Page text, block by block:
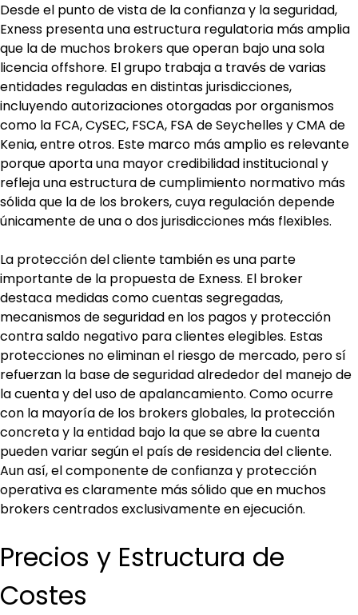
Desde el punto de vista de la confianza y la seguridad,
Exness presenta una estructura regulatoria más amplia
que la de muchos brokers que operan bajo una sola
licencia offshore. El grupo trabaja a través de varias
entidades reguladas en distintas jurisdicciones,
incluyendo autorizaciones otorgadas por organismos
como la FCA, CySEC, FSCA, FSA de Seychelles y CMA de
Kenia, entre otros. Este marco más amplio es relevante
porque aporta una mayor credibilidad institucional y
refleja una estructura de cumplimiento normativo más
sólida que la de los brokers, cuya regulación depende
únicamente de una o dos jurisdicciones más flexibles.
La protección del cliente también es una parte
importante de la propuesta de Exness. El broker
destaca medidas como cuentas segregadas,
mecanismos de seguridad en los pagos y protección
contra saldo negativo para clientes elegibles. Estas
protecciones no eliminan el riesgo de mercado, pero sí
refuerzan la base de seguridad alrededor del manejo de
la cuenta y del uso de apalancamiento. Como ocurre
con la mayoría de los brokers globales, la protección
concreta y la entidad bajo la que se abre la cuenta
pueden variar según el país de residencia del cliente.
Aun así, el componente de confianza y protección
operativa es claramente más sólido que en muchos
brokers centrados exclusivamente en ejecución.
Precios y Estructura de
Costes